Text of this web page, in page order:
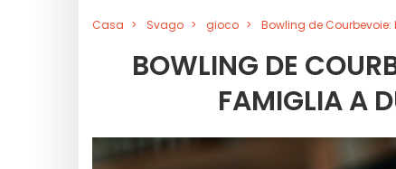
Casa Svago gioco Bowling de
BOWLING DE
FAMIGLIA A